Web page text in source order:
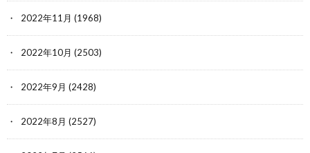
2022年11月 (1968)
2022年10月 (2503)
2022年9月 (2428)
2022年8月 (2527)